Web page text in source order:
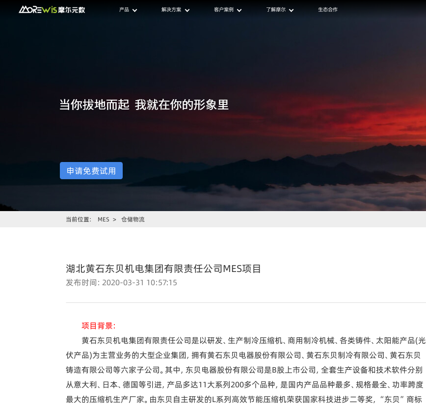
产品 解决方案 客户案例 了解摩尔 生态合作
申请免费试用
当前位置： MES > 仓储物流
湖北黄石东贝机电集团有限责任公司MES项目
发布时间：2020-03-31 10:57:15
项目背景：
黄石东贝机电集团有限责任公司是以研发、生产制冷压缩机、商用制冷机械、各类铸件、太阳能产品(光
伏产品)为主营业务的大型企业集团，拥有黄石东贝电器股份有限公司、黄石东贝制冷有限公司、黄石东贝
铸造有限公司等六家子公司。其中，东贝电器股份有限公司是B股上市公司，全套生产设备和技术软件分别
从意大利、日本、德国等引进，产品多达11大系列200多个品种，是国内产品品种最多、规格最全、功率跨度
最大的压缩机生产厂家。由东贝自主研发的L系列高效节能压缩机荣获国家科技进步二等奖，“东贝”商标